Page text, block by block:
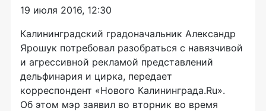
19 июля 2016, 12:30
Калининградский градоначальник Александр
Ярошук потребовал разобраться с навязчивой
и агрессивной рекламой представлений
дельфинария и цирка, передает
корреспондент «Нового Калининграда.Ru».
Об этом мэр заявил во вторник во время